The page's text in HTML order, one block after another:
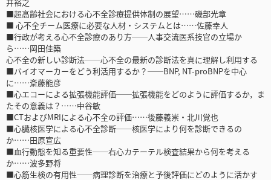
■超高齢社会における心不全診療提供体制の展望……磯部光章
■ 心不全チーム医療に必要な人材・システムとは……佐藤幸人
■行政が考える心不全診療のあり方──人事交流医系技官の立場か
ら……岡田佳築
心不全の新しい診断法──心不全の最新の診断法を真に理解し利用する
■バイオマーカーをどう利活用するか？──BNP, NT-proBNPを中心
に……斎藤能彦
■心エコーによる拡張機能評価──拡張機能をどのように評価するか，ま
たその意義は？……中谷敏
■CTおよびMRIによる心不全の評価……後藤義崇・北川覚也
■心臓核医学による心不全診断──核医学により何を診断できるの
か……田原宣広
■血行動態を知る重要性──右心カテーテル検査結果から何を考える
か……波多野将
■心筋生検の有用性──病理診断を治療と予後評価にどのように活かす